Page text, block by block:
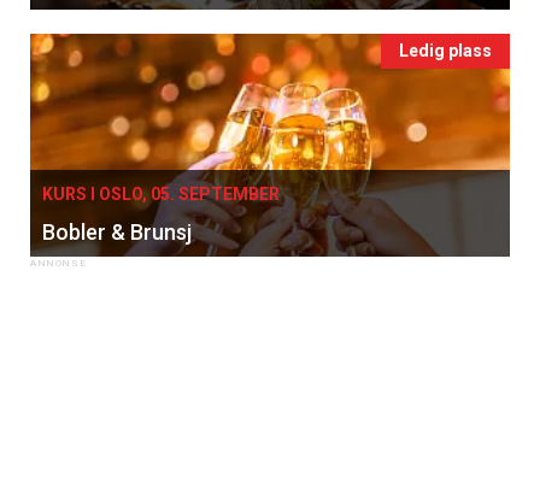
Ledig plass
KURS I OSLO, 05. SEPTEMBER
Bobler & Brunsj